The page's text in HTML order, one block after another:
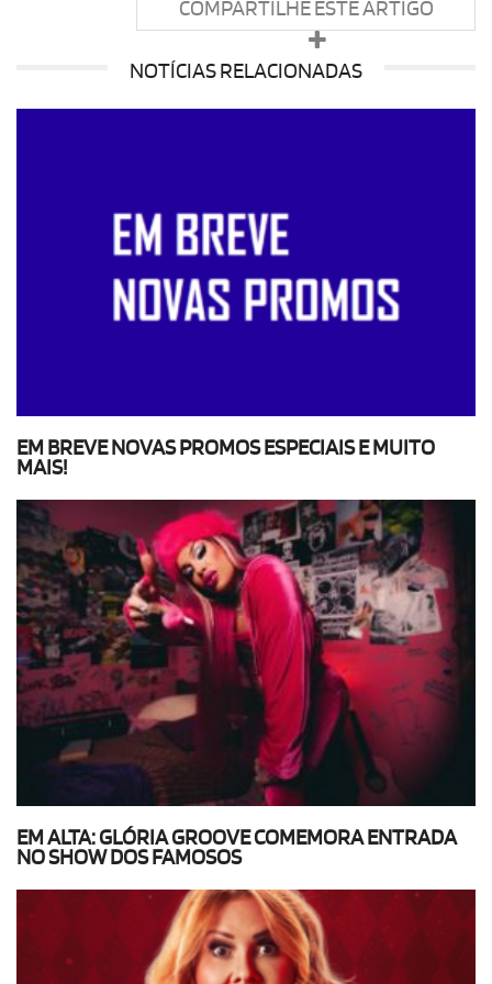
COMPARTILHE ESTE ARTIGO
NOTÍCIAS RELACIONADAS
EM BREVE NOVAS PROMOS ESPECIAIS E MUITO
MAIS!
EM ALTA: GLÓRIA GROOVE COMEMORA ENTRADA
NO SHOW DOS FAMOSOS